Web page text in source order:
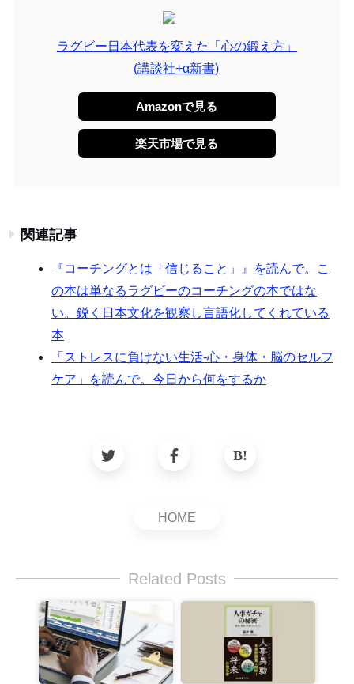
ラグビー日本代表を変えた「心の鍛え方」
(講談社+α新書)
Amazonで見る
楽天市場で見る
関連記事
『コーチングとは「信じること」』を読んで。こ
の本は単なるラグビーのコーチングの本ではな
い。鋭く日本文化を観察し言語化してくれている
本
「ストレスに負けない生活-心・身体・脳のセルフ
ケア」を読んで。今日から何をするか
HOME
Related Posts